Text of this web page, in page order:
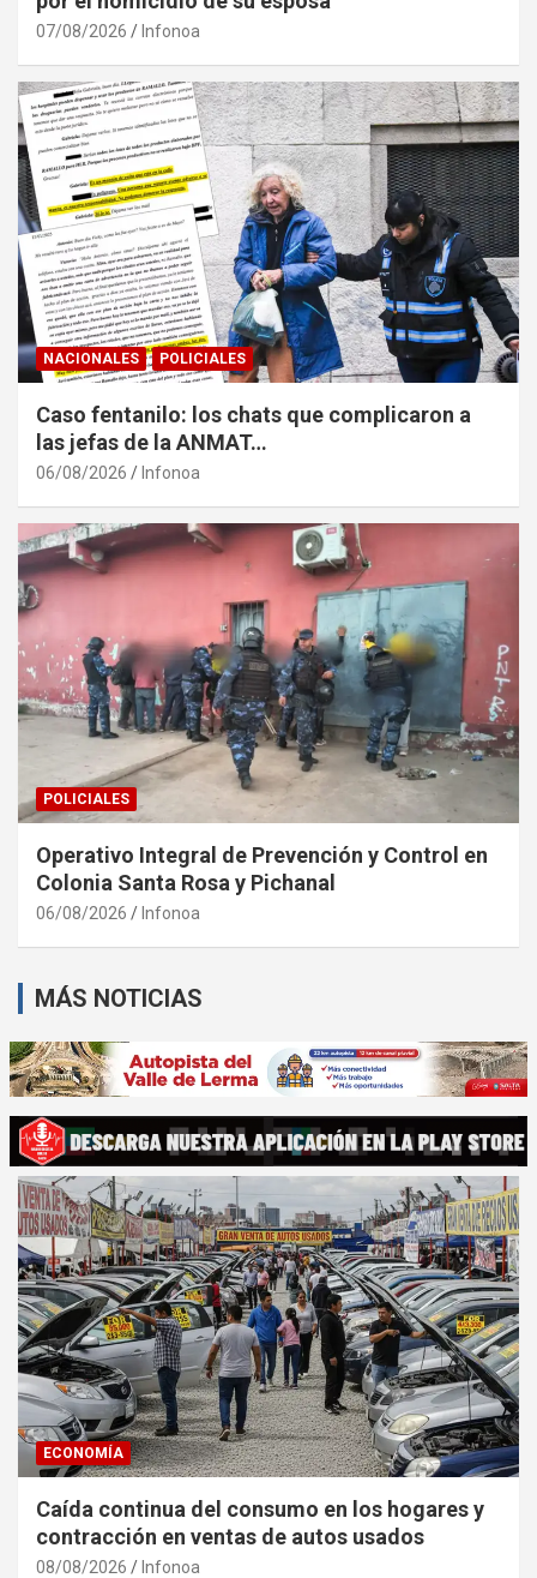
07/08/2026 Infonoa
NACIONALES POLICIALES
Caso fentanilo: los chats que complicaron a
las jefas de la ANMAT…
06/08/2026 Infonoa
POLICIALES
Operativo Integral de Prevención y Control en
Colonia Santa Rosa y Pichanal
06/08/2026 Infonoa
MÁS NOTICIAS
ECONOMÍA
Caída continua del consumo en los hogares y
contracción en ventas de autos usados
08/08/2026 Infonoa